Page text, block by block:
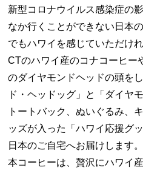
新型コロナウイルス感染症の
なか行くことができない日本
でもハワイを感じていただけ
CTのハワイ産のコナコーヒー
のダイヤモンドヘッドの頭を
ド・ヘッドッグ」と「ダイヤ
トートバック、ぬいぐるみ、
ッズが入った「ハワイ応援グ
日本のご自宅へお届けします。
本コーヒーは、贅沢にハワイ